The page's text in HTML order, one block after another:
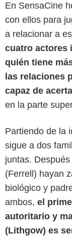
En SensaCine
con ellos para
a relacionar a
cuatro actores
quién tiene
las relaciones
capaz de
en la parte
Partiendo de la
sigue a dos
juntas.
(Ferrell) hayan
biológico y
ambos, el
autoritario y
(Lithgow) es